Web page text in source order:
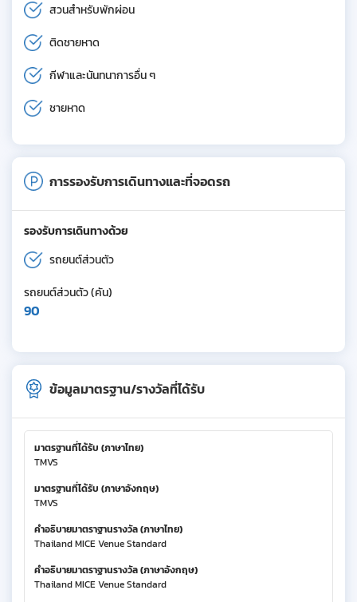
สวนสำหรับพักผ่อน
ติดชายหาด
กีฬาและนันทนาการอื่น ๆ
ชายหาด
การรองรับการเดินทางและที่จอดรถ
รองรับการเดินทางด้วย
รถยนต์ส่วนตัว
รถยนต์ส่วนตัว (คัน)
90
ข้อมูลมาตรฐาน/รางวัลที่ได้รับ
มาตรฐานที่ได้รับ (ภาษาไทย)
TMVS
มาตรฐานที่ได้รับ (ภาษาอังกฤษ)
TMVS
คำอธิบายมาตราฐานรางวัล (ภาษาไทย)
Thailand MICE Venue Standard
คำอธิบายมาตราฐานรางวัล (ภาษาอังกฤษ)
Thailand MICE Venue Standard